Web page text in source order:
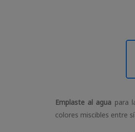
Emplaste al agua para
colores miscibles entre